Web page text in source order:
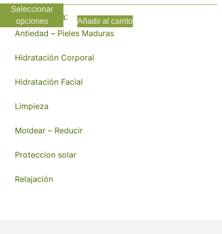
Productos para:
Antiedad – Pieles Maduras
Hidratación Corporal
Hidratación Facial
Limpieza
Moldear – Reducir
Proteccion solar
Relajación
Seleccionar
opciones
Añadir al carrito